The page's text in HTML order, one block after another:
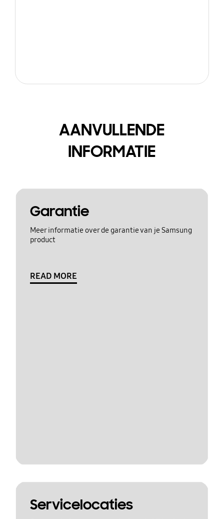
AANVULLENDE
INFORMATIE
Garantie
Meer informatie over de garantie van je Samsung
product
READ MORE
Servicelocaties